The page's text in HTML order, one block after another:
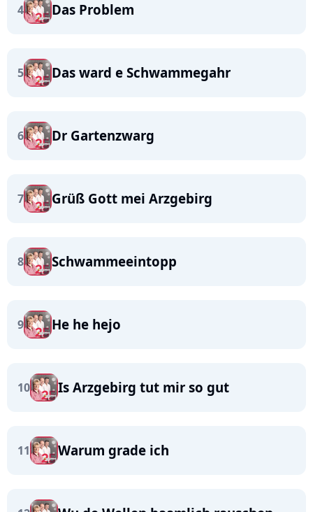
4 Das Problem
5 Das ward e Schwammegahr
6 Dr Gartenzwarg
7 Grüß Gott mei Arzgebirg
8 Schwammeeintopp
9 He he hejo
10 Is Arzgebirg tut mir so gut
11 Warum grade ich